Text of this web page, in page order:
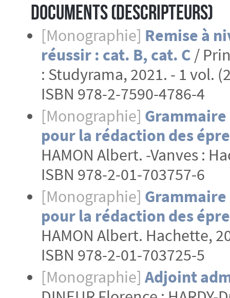
Documents (Descripteurs)
[Monographie] Remise à
réussir : cat. B, cat. C /
: Studyrama, 2021. - 1 vol.
ISBN 978-2-7590-4786-4
[Monographie]
pour la rédaction des
HAMON Albert. -Vanves :
ISBN 978-2-01-703757-6
[Monographie]
pour la rédaction des
HAMON Albert. Hachette,
ISBN 978-2-01-703725-5
[Monographie] Adjoint